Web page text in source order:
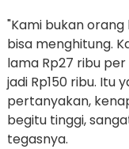
"Kami bukan
bisa menghitung.
lama Rp27 ribu
jadi Rp150 ribu. Itu
pertanyakan,
begitu tinggi,
tegasnya.